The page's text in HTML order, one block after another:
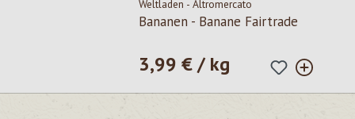
Weltladen - Altromercato
Bananen - Banane Fairtrade
Prezzo normale:
3,99 € / kg